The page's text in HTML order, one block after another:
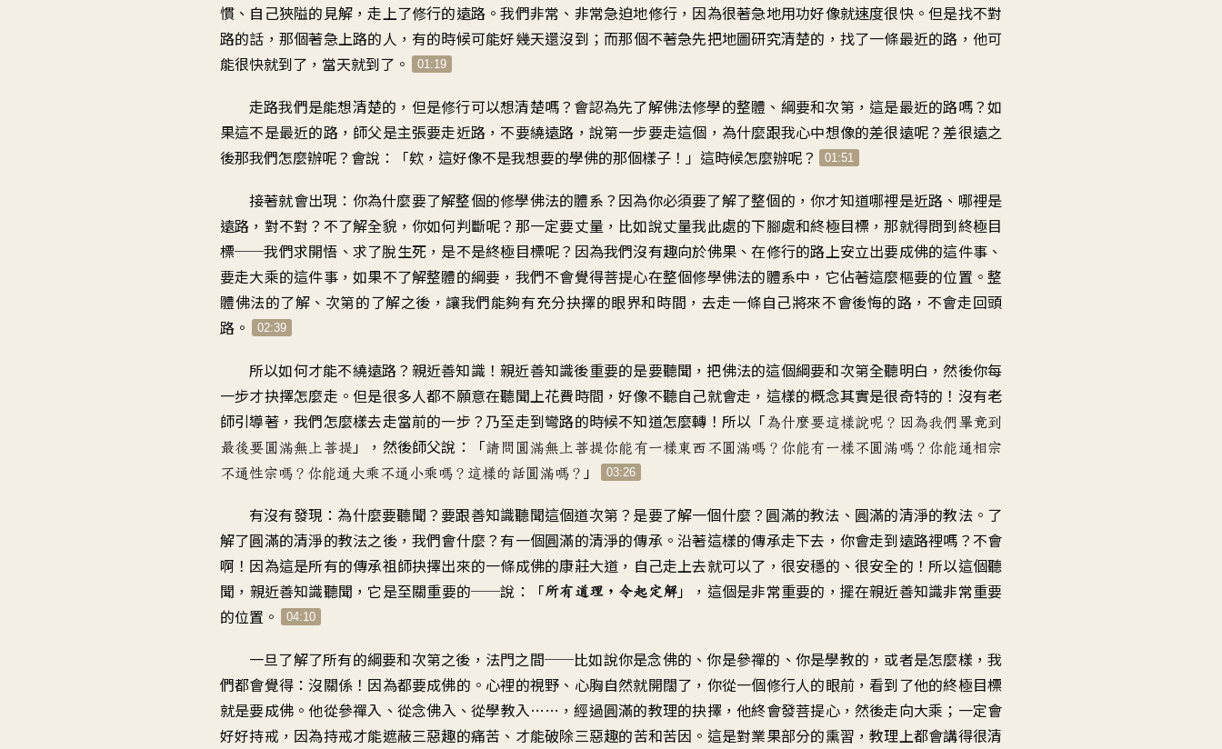
音
量。
慣 、 自己狹隘的見解 ，走上了修行的遠路 。我們非常、非常急迫地修行 ， 因為很著急地用功好像就速度很快。但是找不對
路的話 ， 那個著急上路的人 ， 有的時候可能好幾天還沒到 ； 而那個不著急先把地圖研究清楚的 ， 找了一條最近的路 ， 他可
能很快就到了 ， 當天就到了 。 01:19
走路我們是能想清楚的 ， 但是修行可以想清楚嗎？ 會認為先了解佛法修學的整體 、 綱要和次第 ， 這是最近的路嗎？如
果這不是最近的路， 師父是主張要走近路 ， 不要繞遠路 ， 說第一步要走這個 ， 為什麼跟我心中想像的差很遠呢？差很遠之
後那我們怎麼辦呢？ 會說 ：「欸，這好像不是我想要的學佛的那個樣子 ！」 這時候怎麼辦呢？ 01:51
接著就會出現 ： 你為什麼要了解整個的修學佛法的體系 ？ 因為你必須要了解了整個的 ，你才知道哪裡是近路 、 哪裡是
遠路，對不對 ？ 不了解全貌，你如何判斷呢？ 那一定要丈量 ， 比如說丈量我此處的下腳處和終極目標 ，那就得問到終極目
標──我們求開悟 、 求了脫生死 ， 是不是終極目標呢？ 因為我們沒有趣向於佛果 、在修行的路上安立出要成佛的這件事 、
要走大乘的這件事，如果不了解整體的綱要 ， 我們不會覺得菩提心在整個修學佛法的體系中 ， 它佔著這麼樞要的位置 。整
體佛法的了解 、 次第的了解之後 ， 讓我們能夠有充分抉擇的眼界和時間 ， 去走一條自己將來不會後悔的路 ， 不會走回頭
路 。 02:39
所以如何才能不繞遠路？ 親近善知識 ！親近善知識後重要的是要聽聞 ，把佛法的這個綱要和次第全聽明白 ，然後你每
一步才抉擇怎麼走 。但是很多人都不願意在聽聞上花費時間 ，好像不聽自己就會走 ， 這樣的概念其實是很奇特的 ！ 沒有老
師引導著，我們怎麼樣去走當前的一步 ？ 乃至走到彎路的時候不知道怎麼轉 ！ 所以「 為什麼要這樣說呢 ？ 因為我們畢竟到
最後要圓滿無上菩提」， 然後師父說 ：「請問圓滿無上菩提你能有一樣東西不圓滿嗎 ？ 你能有一樣不圓滿嗎？你能通相宗
不通性宗嗎 ？ 你能通大乘不通小乘嗎 ？ 這樣的話圓滿嗎 ？ 」 03:26
有沒有發現 ： 為什麼要聽聞 ？要跟善知識聽聞這個道次第 ？ 是要了解一個什麼 ？ 圓滿的教法 、 圓滿的清淨的教法。 了
解了圓滿的清淨的教法之後，我們會什麼 ？ 有一個圓滿的清淨的傳承。沿著這樣的傳承走下去 ， 你會走到遠路裡嗎 ？ 不會
啊 ！ 因為這是所有的傳承祖師抉擇出來的一條成佛的康莊大道 ， 自己走上去就可以了 ， 很安穩的 、 很安全的 ！所以這個聽
聞 ， 親近善知識聽聞 ， 它是至關重要的──說 ：「所有道理，令起定解」， 這個是非常重要的 ， 擺在親近善知識非常重要
的位置 。 04:10
一旦了解了所有的綱要和次第之後 ， 法門之間──比如說你是念佛的 、你是參禪的、你是學教的 ， 或者是怎麼樣，我
們都會覺得：沒關係 ！ 因為都要成佛的 。 心裡的視野 、 心胸自然就開闊了 ， 你從一個修行人的眼前，看到了他的終極目標
就是要成佛 。他從參禪入、從念佛入 、從學教入……，經過圓滿的教理的抉擇，他終會發菩提心， 然後走向大乘 ； 一定會
好好持戒 ， 因為持戒才能遮蔽三惡趣的痛苦 、 才能破除三惡趣的苦和苦因 。 這是對業果部分的熏習 ，教理上都會講得很清